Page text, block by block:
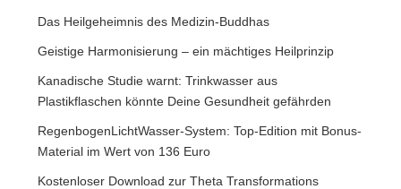
Das Heilgeheimnis des Medizin-Buddhas
Geistige Harmonisierung – ein mächtiges Heilprinzip
Kanadische Studie warnt: Trinkwasser aus
Plastikflaschen könnte Deine Gesundheit gefährden
RegenbogenLichtWasser-System: Top-Edition mit Bonus-
Material im Wert von 136 Euro
Kostenloser Download zur Theta Transformations